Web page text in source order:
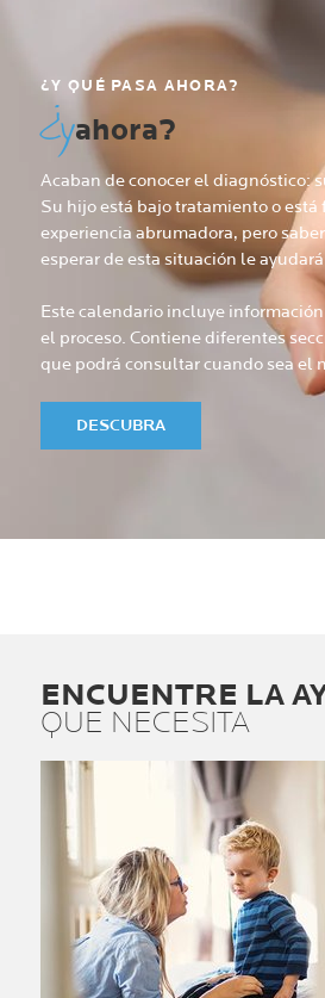
¿Y QUÉ PASA AHORA?
¿yahora?
Acaban de conocer el diagnóstico:
Su hijo está bajo tratamiento o
experiencia abrumadora, pero
esperar de esta situación le
Este calendario incluye
el proceso. Contiene diferentes
que podrá consultar cuando sea el
DESCUBRA
ENCUENTRE LA
QUE NECESITA